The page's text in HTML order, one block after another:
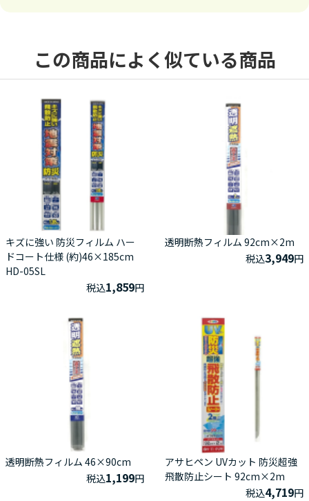
この商品によく似ている商品
キズに強い 防災フィルム ハー
ドコート仕様 (約)46×185cm
HD-05SL
税込1,859円
透明断熱フィルム 92cm×2m
税込3,949円
透明断熱フィルム 46×90cm
税込1,199円
アサヒペン UVカット 防災超強
飛散防止シート 92cm×2m
税込4,719円